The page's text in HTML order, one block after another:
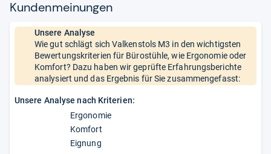
Kun­den­mei­nun­gen
Unsere Analyse
Wie gut schlägt sich Valkenstols M3 in den wichtigsten
Bewertungskriterien für Bürostühle, wie Ergonomie oder
Komfort? Dazu haben wir geprüfte Erfahrungsberichte
analysiert und das Ergebnis für Sie zusammengefasst:
Unsere Analyse nach Kriterien:
Ergonomie
Komfort
Eignung